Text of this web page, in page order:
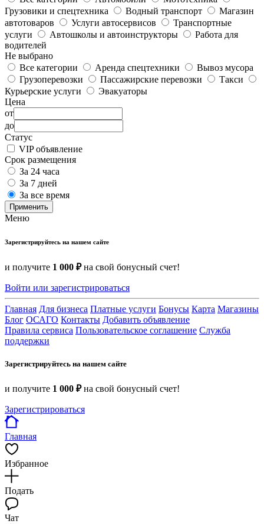
Грузовики и спецтехника
Водный транспорт
Магазин
автотоваров
Услуги автосервисов
Транспортные
услуги
Автошколы и автоинструкторы
Работа для
водителей
Не выбрано
Все категории
Аренда спецтехники
Вывоз мусора
Грузоперевозки
Пассажирские перевозки
Такси
Курьерские услуги
Эвакуаторы
Цена
от
до
Статус
VIP объявление
Срок размещения
За 24 часа
За 7 дней
За все время
Применить
Меню
Зарегистрируйтесь на нашем сайте
и получите 1 000 ₽на свой бонусный счет!
Войти или зарегистрироваться
Главная Для бизнеса Платные услуги Бонусы Карта Магазины
Блог ОСАГО Контакты Добавить объявление
Правила сервиса Пользовательское соглашение Служба
поддержки
Зарегистрируйтесь на нашем сайте
и получите 1 000 ₽на свой бонусный счет!
Зарегистрироваться
Главная
Избранное
Подать
Чат